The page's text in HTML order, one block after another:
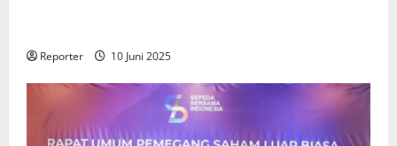
Reporter 10 Juni 2025